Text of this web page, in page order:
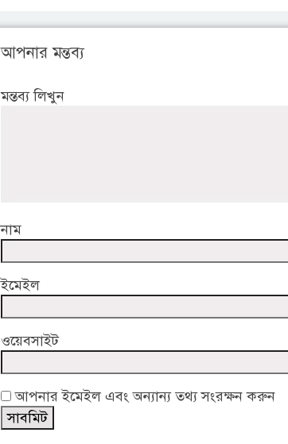
আপনার মন্তব্য
মন্তব্য লিখুন
নাম
ইমেইল
ওয়েবসাইট
আপনার ইমেইল এবং অন্যান্য তথ্য সংরক্ষন করুন